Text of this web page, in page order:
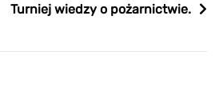
Turniej wiedzy o pożarnictwie.